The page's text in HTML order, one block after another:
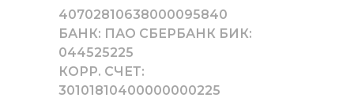
40702810638000095840
БАНК: ПАО СБЕРБАНК БИК:
044525225
КОРР. СЧЕТ:
30101810400000000225